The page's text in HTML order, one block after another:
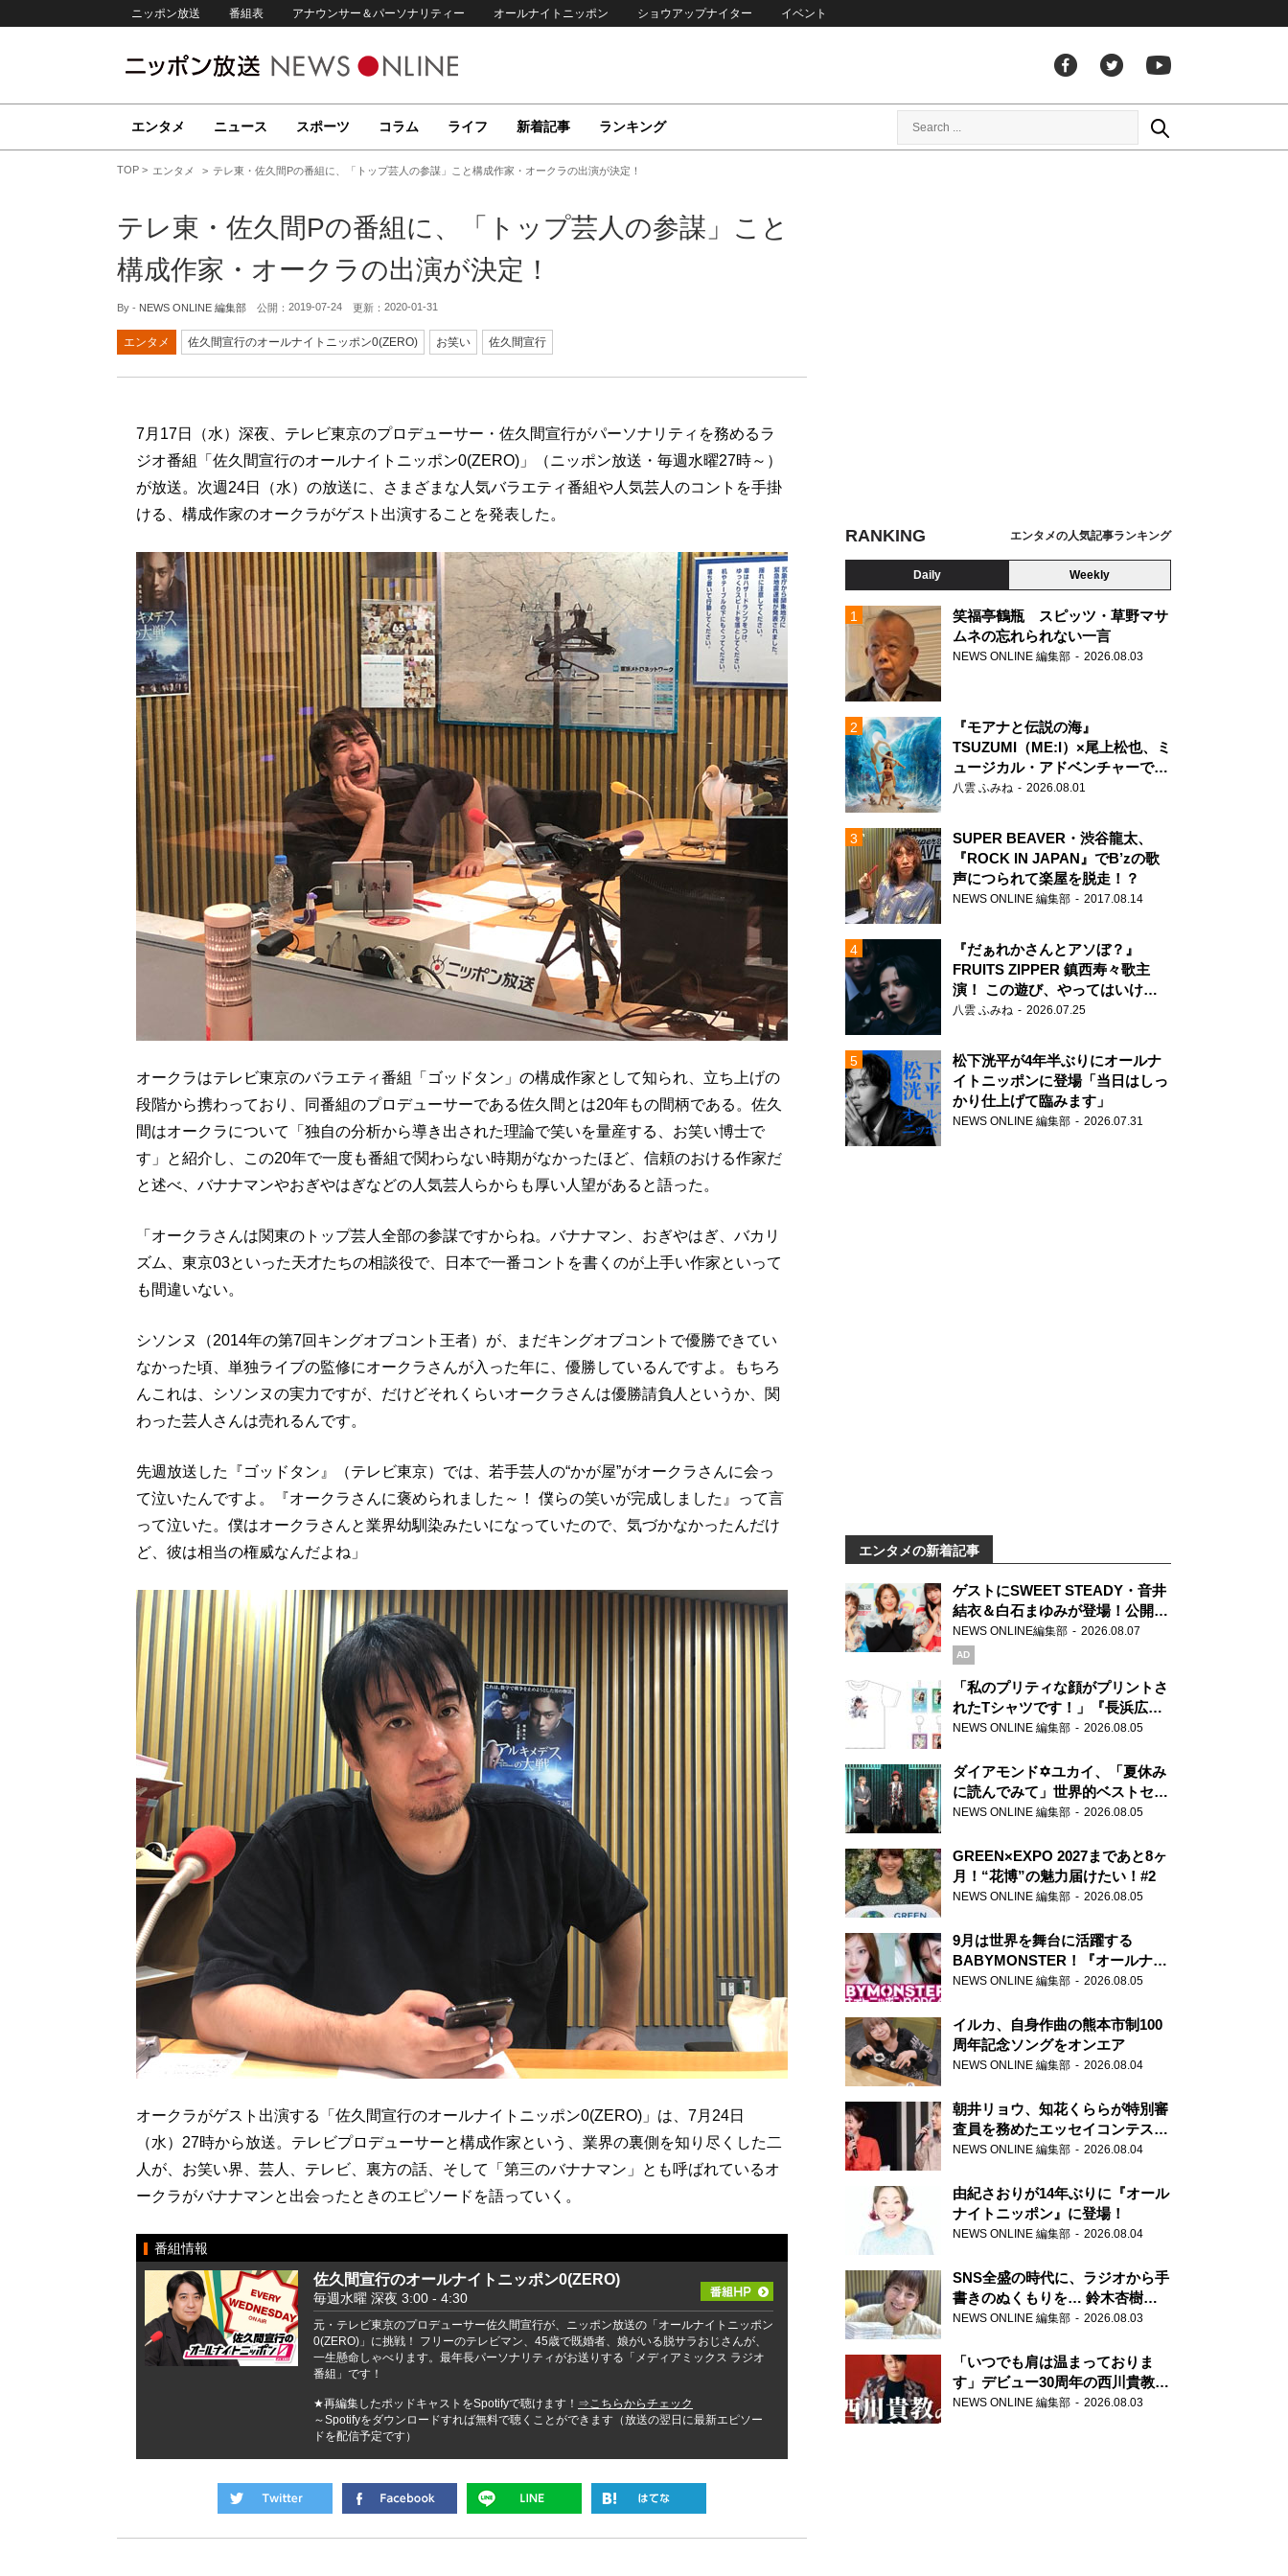
ニッポン放送 番組表 アナウンサー＆パーソナリティー オールナイトニッポン ショウアップナイター イベント
エンタメ ニュース スポーツ コラム ライフ 新着記事 ランキング
TOP エンタメ テレ東・佐久間Pの番組に、「トップ芸人の参謀」こと構成作家・オークラの出演が決定！
テレ東・佐久間Pの番組に、「トップ芸人の参謀」こと
構成作家・オークラの出演が決定！
By - NEWS ONLINE 編集部 公開： 2019-07-24 更新： 2020-01-31
エンタメ 佐久間宣行のオールナイトニッポン0(ZERO) お笑い 佐久間宣行
7月17日（水）深夜、テレビ東京のプロデューサー・佐久間宣行がパーソナリティを務めるラ
ジオ番組「佐久間宣行のオールナイトニッポン0(ZERO)」（ニッポン放送・毎週水曜27時～）
が放送。次週24日（水）の放送に、さまざまな人気バラエティ番組や人気芸人のコントを手掛
ける、構成作家のオークラがゲスト出演することを発表した。
オークラはテレビ東京のバラエティ番組「ゴッドタン」の構成作家として知られ、立ち上げの
段階から携わっており、同番組のプロデューサーである佐久間とは20年もの間柄である。佐久
間はオークラについて「独自の分析から導き出された理論で笑いを量産する、お笑い博士で
す」と紹介し、この20年で一度も番組で関わらない時期がなかったほど、信頼のおける作家だ
と述べ、バナナマンやおぎやはぎなどの人気芸人らからも厚い人望があると語った。
「オークラさんは関東のトップ芸人全部の参謀ですからね。バナナマン、おぎやはぎ、バカリ
ズム、東京03といった天才たちの相談役で、日本で一番コントを書くのが上手い作家といって
も間違いない。
シソンヌ（2014年の第7回キングオブコント王者）が、まだキングオブコントで優勝できてい
なかった頃、単独ライブの監修にオークラさんが入った年に、優勝しているんですよ。もちろ
んこれは、シソンヌの実力ですが、だけどそれくらいオークラさんは優勝請負人というか、関
わった芸人さんは売れるんです。
先週放送した『ゴッドタン』（テレビ東京）では、若手芸人の“かが屋”がオークラさんに会っ
て泣いたんですよ。『オークラさんに褒められました～！ 僕らの笑いが完成しました』って言
って泣いた。僕はオークラさんと業界幼馴染みたいになっていたので、気づかなかったんだけ
ど、彼は相当の権威なんだよね」
オークラがゲスト出演する「佐久間宣行のオールナイトニッポン0(ZERO)」は、7月24日
（水）27時から放送。テレビプロデューサーと構成作家という、業界の裏側を知り尽くした二
人が、お笑い界、芸人、テレビ、裏方の話、そして「第三のバナナマン」とも呼ばれているオ
ークラがバナナマンと出会ったときのエピソードを語っていく。
番組情報
佐久間宣行のオールナイトニッポン0(ZERO)
毎週水曜 深夜 3:00 - 4:30
元・テレビ東京のプロデューサー佐久間宣行が、ニッポン放送の「オールナイトニッポン
0(ZERO)」に挑戦！ フリーのテレビマン、45歳で既婚者、娘がいる脱サラおじさんが、
一生懸命しゃべります。最年長パーソナリティがお送りする「メディアミックス ラジオ
番組」です！
★再編集したポッドキャストをSpotifyで聴けます！ ⇒こちらからチェック
～Spotifyをダウンロードすれば無料で聴くことができます（放送の翌日に最新エピソー
ドを配信予定です）
RANKING エンタメの人気記事ランキング
Daily Weekly
笑福亭鶴瓶 スピッツ・草野マサ
ムネの忘れられない一言
NEWS ONLINE 編集部 2026.08.03
『モアナと伝説の海』
TSUZUMI（ME:I）×尾上松也、ミ
ュージカル・アドベンチャーで美
声を響かせる
八雲 ふみね 2026.08.01
SUPER BEAVER・渋谷龍太、
『ROCK IN JAPAN』でB’zの歌
声につられて楽屋を脱走！？
NEWS ONLINE 編集部 2017.08.14
『だぁれかさんとアソぼ？』
FRUITS ZIPPER 鎮西寿々歌主
演！ この遊び、やってはいけま
せん。
八雲 ふみね 2026.07.25
松下洸平が4年半ぶりにオールナ
イトニッポンに登場「当日はしっ
かり仕上げて臨みます」
NEWS ONLINE 編集部 2026.07.31
エンタメの新着記事
ゲストにSWEET STEADY・音井
結衣＆白石まゆみが登場！公開収
録で素顔全開！
NEWS ONLINE編集部 2026.08.07
AD
「私のプリティな顔がプリントさ
れたTシャツです！」『長浜広奈
天下無双』初の番組グッズ発売
NEWS ONLINE 編集部 2026.08.05
ダイアモンド✡ユカイ、「夏休み
に読んでみて」世界的ベストセラ
ー『アナスタシア』を紹介
NEWS ONLINE 編集部 2026.08.05
GREEN×EXPO 2027まであと8ヶ
月！“花博”の魅力届けたい！#2
NEWS ONLINE 編集部 2026.08.05
9月は世界を舞台に活躍する
BABYMONSTER！『オールナイ
トニッポンPODCAST』月替わり
NEWS ONLINE 編集部 2026.08.05
イルカ、自身作曲の熊本市制100
周年記念ソングをオンエア
NEWS ONLINE 編集部 2026.08.04
朝井リョウ、知花くららが特別審
査員を務めたエッセイコンテスト
の特別番組「#いまあなたに伝え
NEWS ONLINE 編集部 2026.08.04
由紀さおりが14年ぶりに『オール
ナイトニッポン』に登場！
NEWS ONLINE 編集部 2026.08.04
SNS全盛の時代に、ラジオから手
書きのぬくもりを… 鈴木杏樹の
直筆はがきが届く！
郵便局
NEWS ONLINE 編集部 2026.08.03
「いつでも肩は温まっておりま
す」デビュー30周年の西川貴教が
『オールナイトニッポン』に登
NEWS ONLINE 編集部 2026.08.03